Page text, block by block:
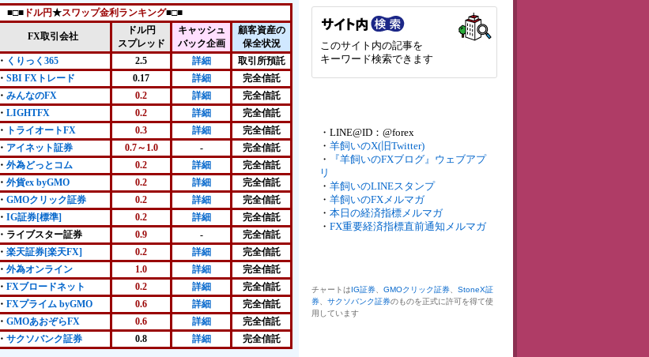
■□■ ドル円★スワップ金利ランキング■□■
FX取引会社
ドル円
スプレッド
キャッシュ
バック企画
顧客資産の
保全状況
・ くりっく365 2.5 詳細
取引所預託
・ SBI FXトレード 0.17 詳細 完全信託
・ みんなのFX 0.2 詳細
完全信託
・ LIGHTFX 0.2 詳細
完全信託
・
トライオートFX 0.3 詳細
完全信託
・ アイネット証券 0.7～1.0 - 完全信託
・ 外為どっとコム 0.2 詳細
完全信託
・ 外貨ex byGMO 0.2 詳細
完全信託
・ GMOクリック証券 0.2 詳細
完全信託
・ IG証券[標準] 0.2 詳細
完全信託
・ライブスター証券 0.9 -
完全信託
・ 楽天証券[楽天FX] 0.2 詳細
完全信託
・ 外為オンライン 1.0 詳細 完全信託
・ FXブロードネット 0.2 詳細
完全信託
・ FXプライム byGMO 0.6 詳細
完全信託
・ GMOあおぞらFX 0.6 詳細
完全信託
・ サクソバンク証券 0.8 詳細 完全信託
このサイト内の記事を
キーワード検索できます
・LINE@ID：@forex
・ 羊飼いのX(旧Twitter)
・
『羊飼いのFXブログ』ウェブアプ
リ
・ 羊飼いのLINEスタンプ
・ 羊飼いのFXメルマガ
・ 本日の経済指標メルマガ
・ FX重要経済指標直前通知メルマガ
チャートはIG証券 GMOクリック証券
StoneX証
券
サクソバンク証券のものを正式に許可を得て使
用しています